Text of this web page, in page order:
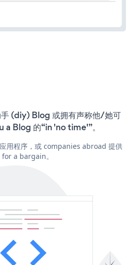
(diy) Blog 或拥有声称他/她可
Blog 的“in 'no time'”。
用程序，或 companies abroad 提供
a bargain。